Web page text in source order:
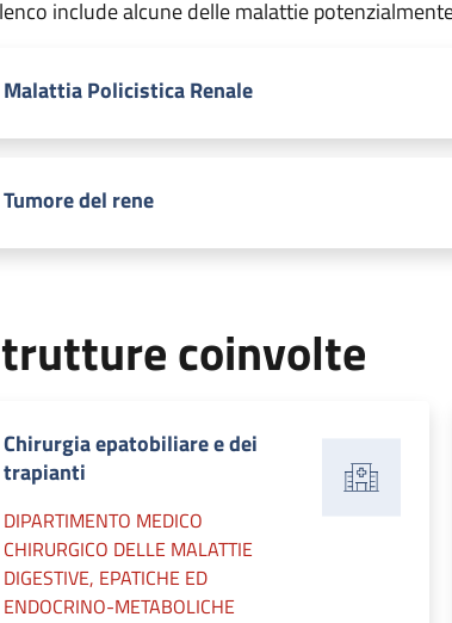
include alcune delle malattie
Malattia Policistica Renale
Tumore del rene
coinvolte
Chirurgia epatobiliare e dei
trapianti
DIPARTIMENTO MEDICO
CHIRURGICO DELLE MALATTIE
DIGESTIVE, EPATICHE ED
ENDOCRINO-METABOLICHE